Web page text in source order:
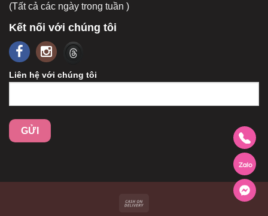
(Tất cả các ngày trong tuần )
Kết nối với chúng tôi
Liên hệ với chúng tôi